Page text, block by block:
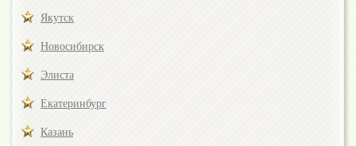
Якутск
Новосибирск
Элиста
Екатеринбург
Казань